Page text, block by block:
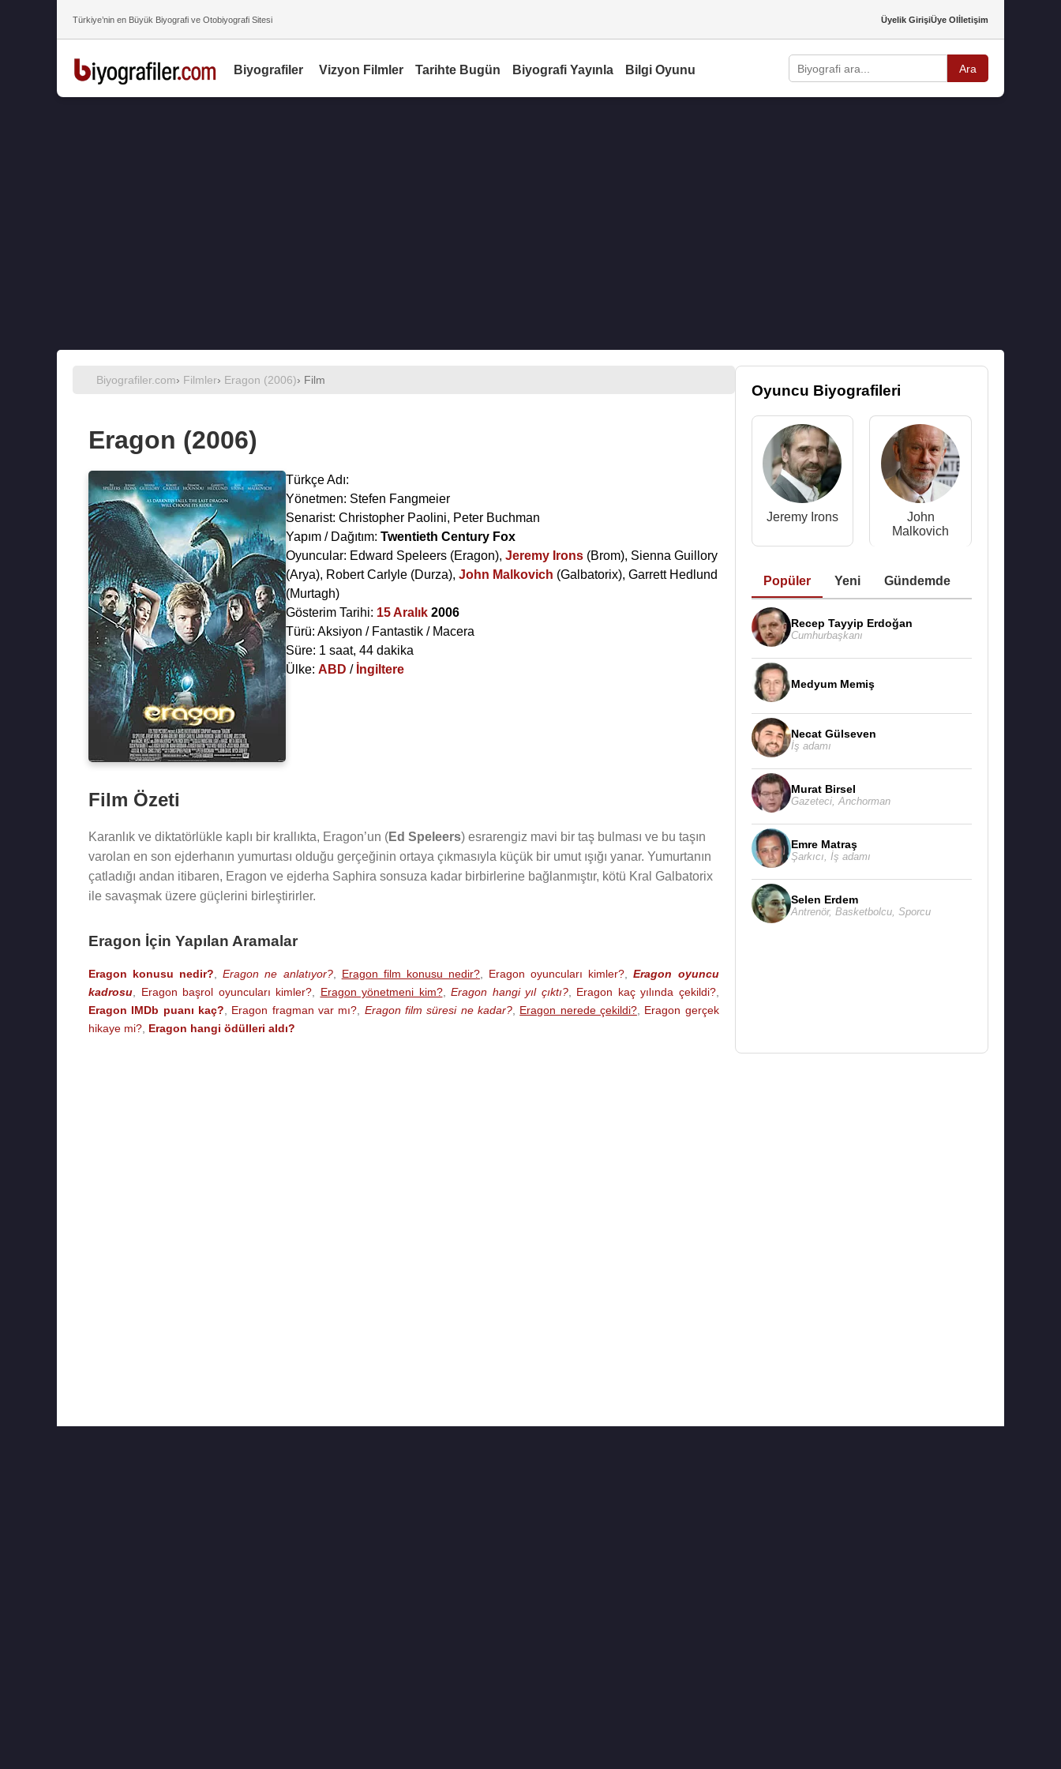
Türkiye’nin en Büyük Biyografi ve Otobiyografi Sitesi Üyelik GirişiÜye Olİletişim
Biyografiler Vizyon Filmler Tarihte Bugün Biyografi Yayınla Bilgi Oyunu Ara
Biyografiler.com› Filmler› Eragon (2006)› Film
Eragon (2006)
Türkçe Adı:
Yönetmen: Stefen Fangmeier
Senarist: Christopher Paolini, Peter Buchman
Yapım / Dağıtım: Twentieth Century Fox
Oyuncular: Edward Speleers (Eragon), Jeremy Irons (Brom), Sienna Guillory
(Arya), Robert Carlyle (Durza), John Malkovich (Galbatorix), Garrett Hedlund
(Murtagh)
Gösterim Tarihi: 15 Aralık 2006
Türü: Aksiyon / Fantastik / Macera
Süre: 1 saat, 44 dakika
Ülke: ABD / İngiltere
Film Özeti
Karanlık ve diktatörlükle kaplı bir krallıkta, Eragon’un (Ed Speleers) esrarengiz mavi bir taş bulması ve bu taşın
varolan en son ejderhanın yumurtası olduğu gerçeğinin ortaya çıkmasıyla küçük bir umut ışığı yanar. Yumurtanın
çatladığı andan itibaren, Eragon ve ejderha Saphira sonsuza kadar birbirlerine bağlanmıştır, kötü Kral Galbatorix
ile savaşmak üzere güçlerini birleştirirler.
Eragon İçin Yapılan Aramalar
Eragon konusu nedir? ,Eragon ne anlatıyor?, Eragon film konusu nedir?, Eragon oyuncuları kimler? ,Eragon oyuncu
kadrosu
Eragon başrol oyuncuları kimler? Eragon yönetmeni kim?, Eragon hangi yıl çıktı?, Eragon kaç yılında çekildi?,
Eragon IMDb puanı kaç?
Eragon fragman var mı? Eragon film süresi ne kadar?, Eragon nerede çekildi?, Eragon gerçek
hikaye mi? Eragon hangi ödülleri aldı?
Oyuncu Biyografileri
Jeremy Irons
John
Malkovich
Popüler Yeni Gündemde
Recep Tayyip Erdoğan
Cumhurbaşkanı
Medyum Memiş
Necat Gülseven
İş adamı
Murat Birsel
Gazeteci, Anchorman
Emre Matraş
Şarkıcı İş adamı
Selen Erdem
Antrenör, Basketbolcu, Sporcu